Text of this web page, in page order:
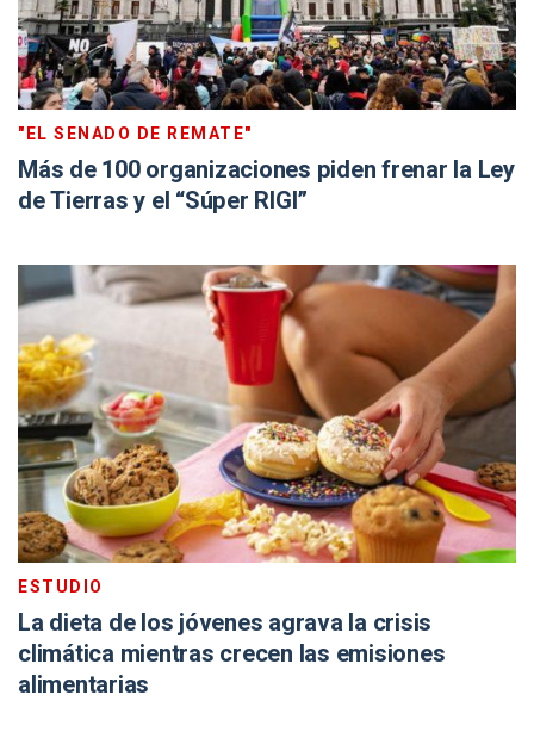
"EL SENADO DE REMATE"
Más de 100 organizaciones piden frenar la Ley
de Tierras y el “Súper RIGI”
ESTUDIO
La dieta de los jóvenes agrava la crisis
climática mientras crecen las emisiones
alimentarias